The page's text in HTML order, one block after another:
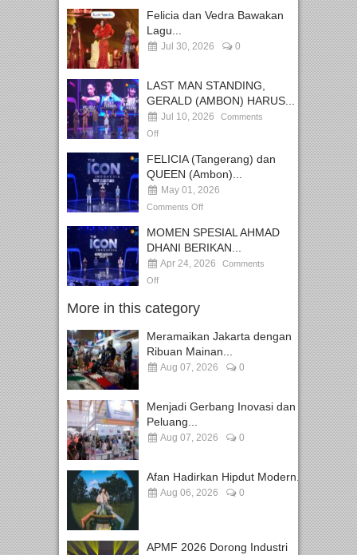
Felicia dan Vedra Bawakan
Lagu...
Jul 30, 2026 0
LAST MAN STANDING,
GERALD (AMBON) HARUS...
Jul 10, 2026
Comments
Off
FELICIA (Tangerang) dan
QUEEN (Ambon)...
May 01, 2026
Comments Off
MOMEN SPESIAL AHMAD
DHANI BERIKAN...
Apr 24, 2026
Comments
Off
More in this category
Meramaikan Jakarta dengan
Ribuan Mainan...
Aug 07, 2026 0
Menjadi Gerbang Inovasi dan
Peluang...
Aug 07, 2026 0
Afan Hadirkan Hipdut Modern...
Aug 06, 2026 0
APMF 2026 Dorong Industri